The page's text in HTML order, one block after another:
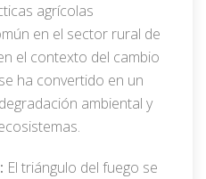
agrícolas
en el sector rural de
el contexto del cambio
ha convertido en un
ambiental y
El triángulo del fuego se